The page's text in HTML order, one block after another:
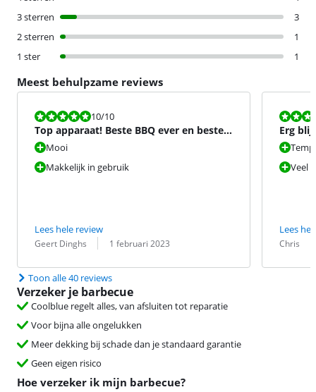
3 sterren
3
2 sterren
1
1 ster
1
Meest behulpzame reviews
Beoordeling is 10 van de 10.
10/10
Top apparaat! Beste BBQ ever en beste
oven ever!
Mooi
Makkelijk in gebruik
Lees hele review
Beoordeling door:
Geert Dinghs
Datum: 1 februari 2023
Erg blij
Veel
Lees
Chris
Datum:
Toon alle 40 reviews
Verzeker je barbecue
Coolblue regelt alles, van afsluiten tot reparatie
Voor bijna alle ongelukken
Meer dekking bij schade dan je standaard garantie
Geen eigen risico
Hoe verzeker ik mijn barbecue?